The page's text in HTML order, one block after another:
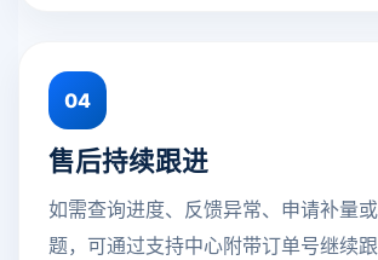
04
售后持续跟进
如需查询进度、反馈异常、申请补量
题，可通过支持中心附带订单号继续跟